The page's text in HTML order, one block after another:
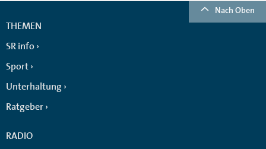
Nach Oben
THEMEN
SR info
Sport
Unterhaltung
Ratgeber
RADIO